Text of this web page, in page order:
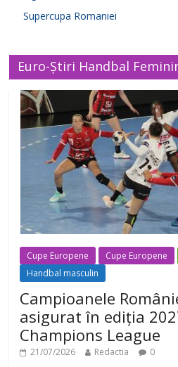
Supercupa Romaniei
Euro-Știri Handbal
Cupe Europene Cupe Europene
Handbal masculin
Campioanele
asigurat în ediția
Champions League
21/07/2026 Redactia 0